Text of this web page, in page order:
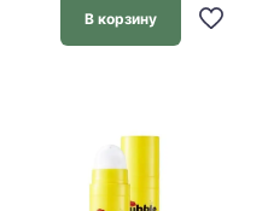
В корзину